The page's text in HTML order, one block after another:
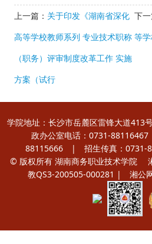
上一篇： 关于印发《湖南省深化
高等学校教师系列 专业技术职称
（职务）评审制度改革工作 实施
方案（试行
下一
等
学院地址：长沙市岳麓区雷锋大
政办公室电话：0731-
88115666 | 招生传真：
© 版权所有 湖南商务职业技术学院
教QS3-200505-000281 | 湘公